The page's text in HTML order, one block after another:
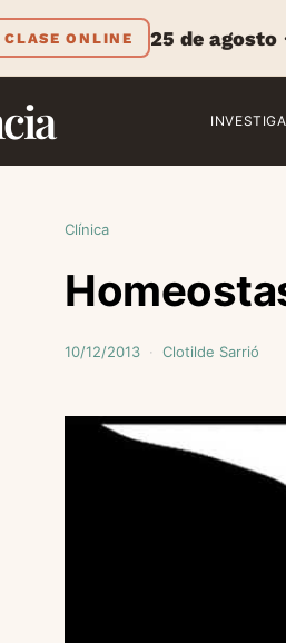
CLASE ONLINE 25 de agosto
Clínica
10/12/2013 Clotilde Sarrió